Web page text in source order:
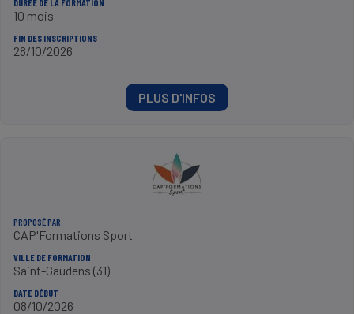
DURÉE DE LA FORMATION
10 mois
FIN DES INSCRIPTIONS
28/10/2026
PLUS D'INFOS
PROPOSÉ PAR
CAP'Formations Sport
VILLE DE FORMATION
Saint-Gaudens (31)
DATE DÉBUT
08/10/2026